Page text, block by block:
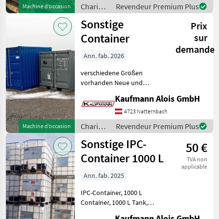
Machine d’occasion
stockage Gerbeurs
Chariots
élévateurs
et
techniques
de
stockage
Sonstige
Revendeur Premium Plus
Machine d’occasion
Sonstige
Container
Prix
sur
demande
Ann. fab. 2026
verschiedene Größen
vorhanden Neue und
10", 20", 40" Zoll Container
6x2, 5m, 12x2, 5m, Seeco
Kaufmann Alois GmbH
4723 Natternbach
Chariots
élévateurs
et
techniques
de
stockage
Sonstige
Revendeur Premium Plus
Sonstige IPC-
Container 1000 L
50 €
TVA non
applicable
Ann. fab. 2025
IPC-Container, 1000 L
Container, 1000 L Tank,